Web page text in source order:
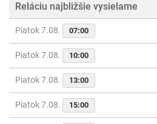
Reláciu najbližšie vysielame
Piatok 7.08. 07:00
Piatok 7.08. 10:00
Piatok 7.08. 13:00
Piatok 7.08. 15:00